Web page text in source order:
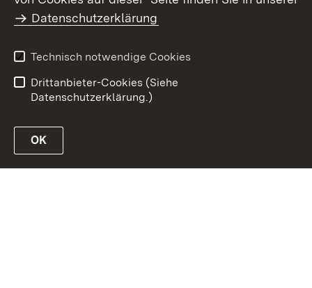
Barrierefreiheit
Benutzungshinweise
Datenschutzerklärung
Technisch notwendige Cookies
Drittanbieter-Cookies (Siehe
Datenschutzerklärung.)
OK